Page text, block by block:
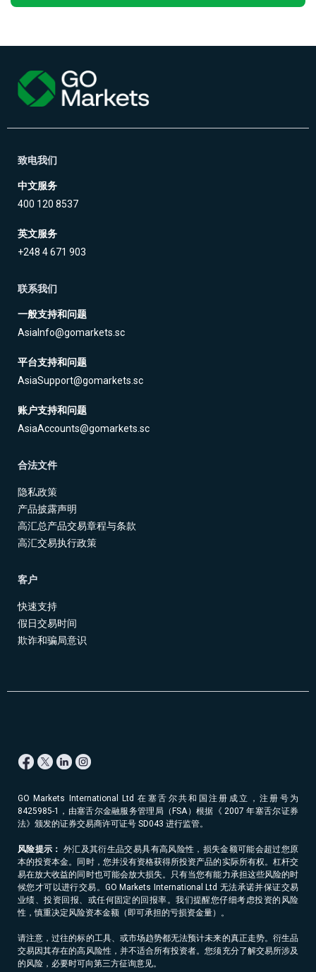
致电我们
中文服务
400 120 8537
英文服务
+248 4 671 903
联系我们
一般支持和问题
AsiaInfo@gomarkets.sc
平台支持和问题
AsiaSupport@gomarkets.sc
账户支持和问题
AsiaAccounts@gomarkets.sc
合法文件
隐私政策
产品披露声明
高汇总产品交易章程与条款
高汇交易执行政策
客户
快速支持
假日交易时间
欺诈和骗局意识
GO Markets International Ltd 在塞舌尔共和国注册成立，注册号为
8425985-1，由塞舌尔金融服务管理局（FSA）根据《 2007 年塞舌尔证券
法》颁发的证券交易商许可证号 SD043 进行监管。
风险提示： 外汇及其衍生品交易具有高风险性，损失金额可能会超过您原
本的投资本金。同时，您并没有资格获得所投资产品的实际所有权。杠杆交
易在放大收益的同时也可能会放大损失。只有当您有能力承担这些风险的时
候您才可以进行交易。GO Markets International Ltd 无法承诺并保证交易
业绩、投资回报、或任何固定的回报率。我们提醒您仔细考虑投资的风险
性，慎重决定风险资本金额（即可承担的亏损资金量）。
请注意，过往的标的工具、或市场趋势都无法预计未来的真正走势。衍生品
交易因其存在的高风险性，并不适合所有投资者。您须充分了解交易所涉及
的风险，必要时可向第三方征询意见。